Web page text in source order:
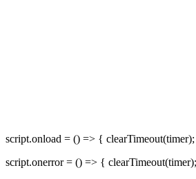
script.onload = () => {
script.onerror = () => {